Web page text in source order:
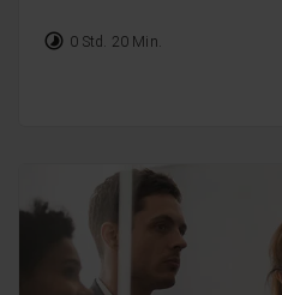
timelapse 0 Std. 20 Min.